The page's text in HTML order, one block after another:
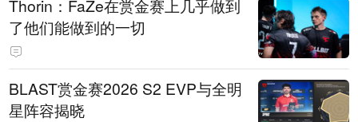
Thorin：FaZe在赏金赛上几乎做到
了他们能做到的一切
BLAST赏金赛2026 S2 EVP与全明
星阵容揭晓